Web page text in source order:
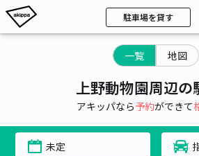
駐車場を貸す
一覧 地図
上野動物園周辺の
アキッパなら予約ができて
未定